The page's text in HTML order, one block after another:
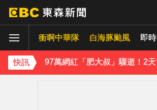
衝啊中華隊 白海豚颱風 即時
快訊
行政院院區一早停電 原因找到了